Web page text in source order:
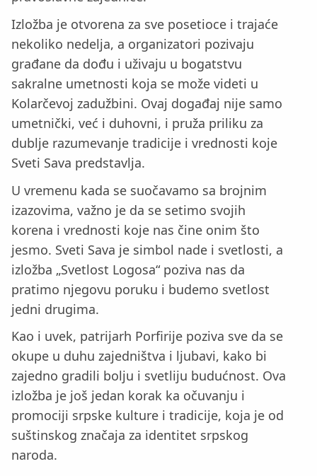
Izložba je otvorena za sve posetioce i trajaće
nekoliko nedelja, a organizatori pozivaju
građane da dođu i uživaju u bogatstvu
sakralne umetnosti koja se može videti u
Kolarčevoj zadužbini. Ovaj događaj nije samo
umetnički, već i duhovni, i pruža priliku za
dublje razumevanje tradicije i vrednosti koje
Sveti Sava predstavlja.
U vremenu kada se suočavamo sa brojnim
izazovima, važno je da se setimo svojih
korena i vrednosti koje nas čine onim što
jesmo. Sveti Sava je simbol nade i svetlosti, a
izložba „Svetlost Logosa“ poziva nas da
pratimo njegovu poruku i budemo svetlost
jedni drugima.
Kao i uvek, patrijarh Porfirije poziva sve da se
okupe u duhu zajedništva i ljubavi, kako bi
zajedno gradili bolju i svetliju budućnost. Ova
izložba je još jedan korak ka očuvanju i
promociji srpske kulture i tradicije, koja je od
suštinskog značaja za identitet srpskog
naroda.